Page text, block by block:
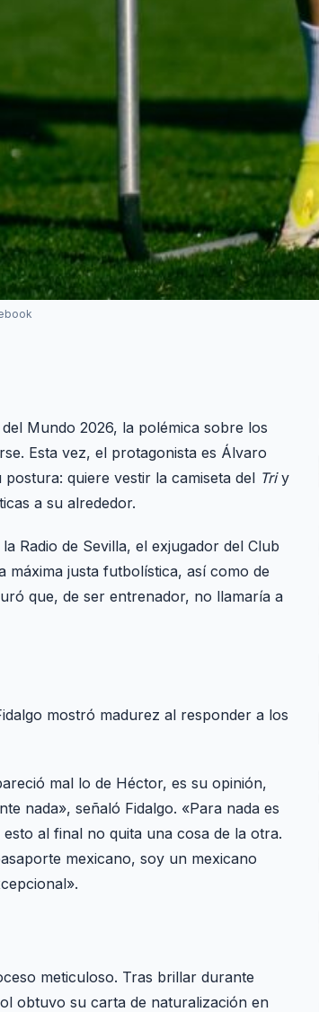
Mundo 2026, la polémica sobre los
Esta vez, el protagonista es Álvaro
quiere vestir la camiseta del Triy
a su alrededor.
la Radio de Sevilla, el exjugador del Club
máxima justa futbolística, así como de
que, de ser entrenador, no llamaría a
mostró madurez al responder a los
mal lo de Héctor, es su opinión,
nada», señaló Fidalgo. «Para nada es
al final no quita una cosa de la otra.
mexicano, soy un mexicano
meticuloso. Tras brillar durante
obtuvo su carta de naturalización en